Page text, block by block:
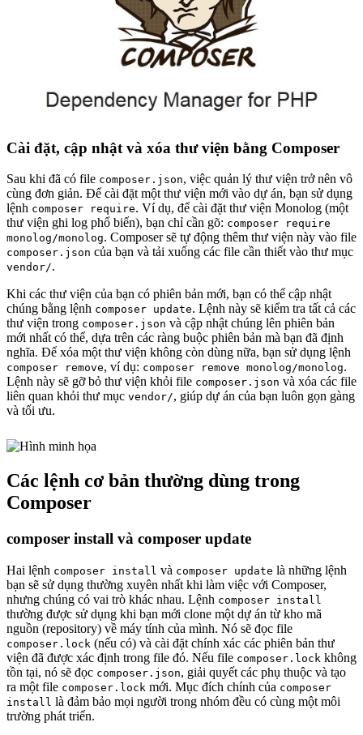
Cài đặt, cập nhật và xóa thư viện bằng Composer
Sau khi đã có file composer.json, việc quản lý thư viện trở nên vô
cùng đơn giản. Để cài đặt một thư viện mới vào dự án, bạn sử dụng
lệnh composer require. Ví dụ, để cài đặt thư viện Monolog (một
thư viện ghi log phổ biến), bạn chỉ cần gõ: composer require
monolog/monolog. Composer sẽ tự động thêm thư viện này vào file
composer.json của bạn và tải xuống các file cần thiết vào thư mục
vendor/.
Khi các thư viện của bạn có phiên bản mới, bạn có thể cập nhật
chúng bằng lệnh composer update. Lệnh này sẽ kiểm tra tất cả các
thư viện trong composer.json và cập nhật chúng lên phiên bản
mới nhất có thể, dựa trên các ràng buộc phiên bản mà bạn đã định
nghĩa. Để xóa một thư viện không còn dùng nữa, bạn sử dụng lệnh
composer remove, ví dụ: composer remove monolog/monolog.
Lệnh này sẽ gỡ bỏ thư viện khỏi file composer.json và xóa các file
liên quan khỏi thư mục vendor/, giúp dự án của bạn luôn gọn gàng
và tối ưu.
Các lệnh cơ bản thường dùng trong
Composer
composer install và composer update
Hai lệnh composer install và composer update là những lệnh
bạn sẽ sử dụng thường xuyên nhất khi làm việc với Composer,
nhưng chúng có vai trò khác nhau. Lệnh composer install
thường được sử dụng khi bạn mới clone một dự án từ kho mã
nguồn (repository) về máy tính của mình. Nó sẽ đọc file
composer.lock (nếu có) và cài đặt chính xác các phiên bản thư
viện đã được xác định trong file đó. Nếu file composer.lock không
tồn tại, nó sẽ đọc composer.json, giải quyết các phụ thuộc và tạo
ra một file composer.lock mới. Mục đích chính của composer
install là đảm bảo mọi người trong nhóm đều có cùng một môi
trường phát triển.